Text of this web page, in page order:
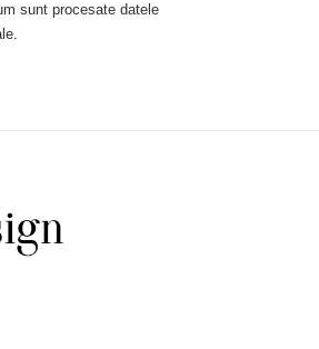
sunt procesate datele
.